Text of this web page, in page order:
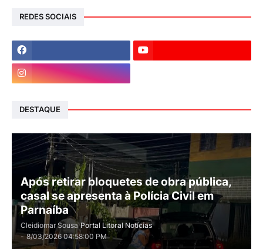
REDES SOCIAIS
DESTAQUE
Após retirar bloquetes de obra pública,
casal se apresenta à Polícia Civil em
Parnaíba
Cleidiomar Sousa Portal Litoral Notícias
- 8/03/2026 04:58:00 PM